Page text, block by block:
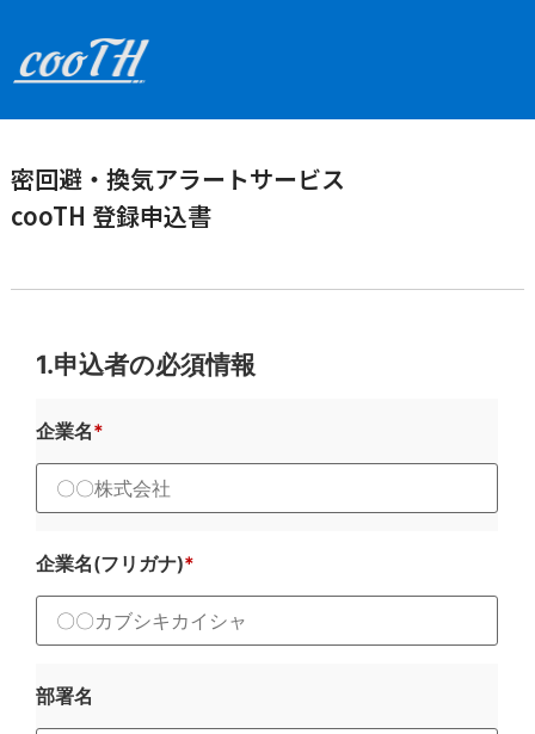
密回避・換気アラートサービス
cooTH 登録申込書
1.申込者の必須情報
企業名
企業名(フリガナ)
部署名